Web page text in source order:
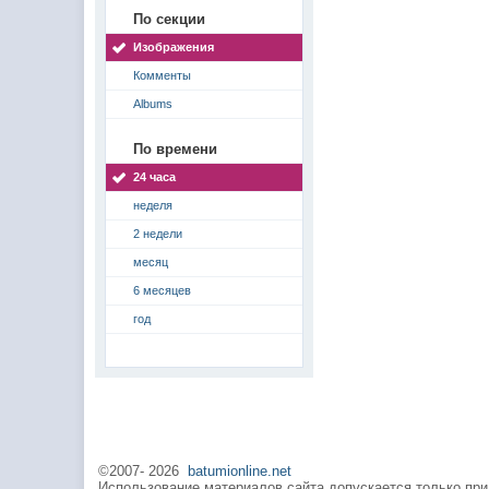
По секции
Изображения
Комменты
Albums
По времени
24 часа
неделя
2 недели
месяц
6 месяцев
год
©2007-2026
batumionline.net